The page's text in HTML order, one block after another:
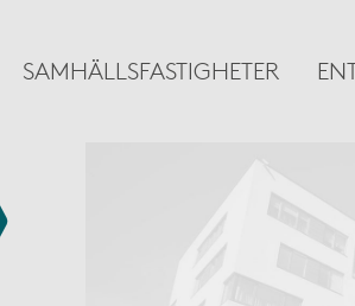
SAMHÄLLSFASTIGHETER